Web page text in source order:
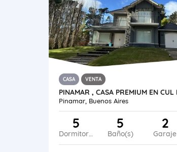
CASA VENTA
Pinamar, Buenos Aires
5
Dormitorios
5
Baño(s)
2
Garaje